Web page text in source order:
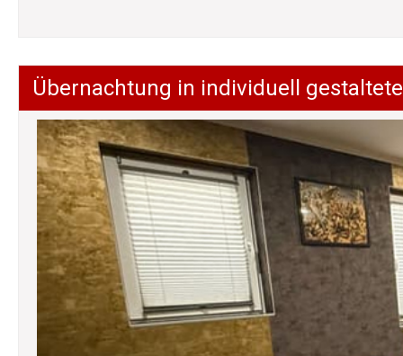
Übernachtung in individuell